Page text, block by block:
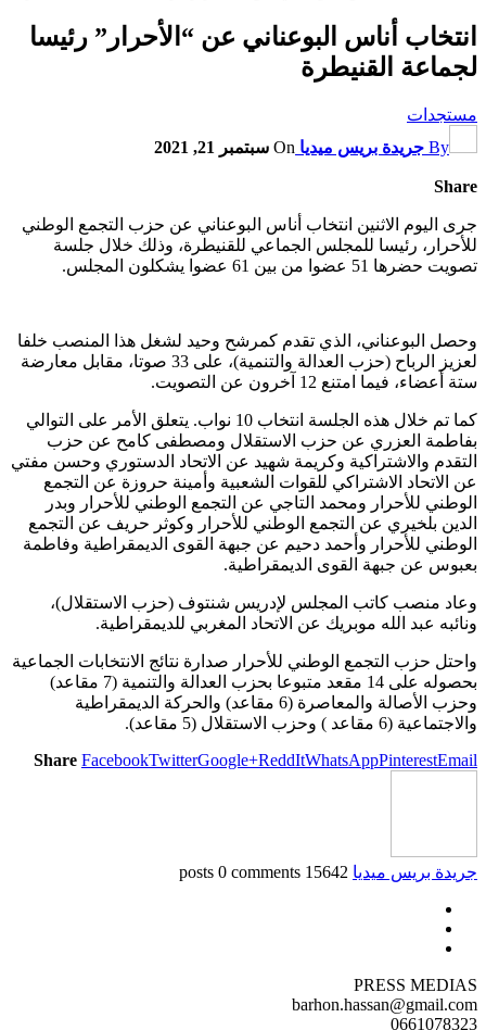
انتخاب أناس البوعناني عن “الأحرار” رئيسا
لجماعة القنيطرة
مستجدات
By جريدة بريس ميديا On سبتمبر 21, 2021
Share
جرى اليوم الاثنين انتخاب أناس البوعناني عن حزب التجمع الوطني
للأحرار، رئيسا للمجلس الجماعي للقنيطرة، وذلك خلال جلسة
تصويت حضرها 51 عضوا من بين 61 عضوا يشكلون المجلس.
وحصل البوعناني، الذي تقدم كمرشح وحيد لشغل هذا المنصب خلفا
لعزيز الرباح (حزب العدالة والتنمية)، على 33 صوتا، مقابل معارضة
ستة أعضاء، فيما امتنع 12 آخرون عن التصويت.
كما تم خلال هذه الجلسة انتخاب 10 نواب. يتعلق الأمر على التوالي
بفاطمة العزري عن حزب الاستقلال ومصطفى كامح عن حزب
التقدم والاشتراكية وكريمة شهيد عن الاتحاد الدستوري وحسن مفتي
عن الاتحاد الاشتراكي للقوات الشعبية وأمينة حروزة عن التجمع
الوطني للأحرار ومحمد التاجي عن التجمع الوطني للأحرار وبدر
الدين بلخيري عن التجمع الوطني للأحرار وكوثر حريف عن التجمع
الوطني للأحرار وأحمد دحيم عن جبهة القوى الديمقراطية وفاطمة
بعبوس عن جبهة القوى الديمقراطية.
وعاد منصب كاتب المجلس لإدريس شنتوف (حزب الاستقلال)،
ونائبه عبد الله موبريك عن الاتحاد المغربي للديمقراطية.
واحتل حزب التجمع الوطني للأحرار صدارة نتائج الانتخابات الجماعية
بحصوله على 14 مقعد متبوعا بحزب العدالة والتنمية (7 مقاعد)
وحزب الأصالة والمعاصرة (6 مقاعد) والحركة الديمقراطية
والاجتماعية (6 مقاعد ) وحزب الاستقلال (5 مقاعد).
Share FacebookTwitterGoogle+ReddItWhatsAppPinterestEmail
جريدة بريس ميديا 15642 posts
0 comments
PRESS MEDIAS
barhon.hassan@gmail.com
0661078323